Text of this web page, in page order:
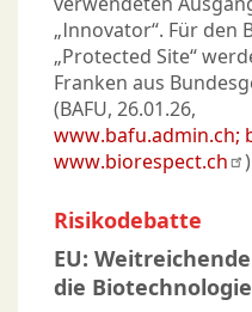
„Innovator“. Für den
„Protected Site“
Franken aus
(BAFU, 26.01.26,
www.bafu.admin.ch;
www.biorespect.ch
)
Risikodebatte
EU:
die